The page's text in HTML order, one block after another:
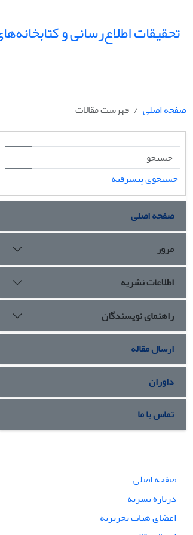
تحقیقات اطلاع‌رسانی و
صفحه اصلی
فهرست مقالات
جستجوی پیشرفته
صفحه اصلی
مرور
اطلاعات نشریه
راهنمای نویسندگان
ارسال مقاله
داوران
تماس با ما
صفحه اصلی
درباره نشریه
اعضای هیات تحریریه